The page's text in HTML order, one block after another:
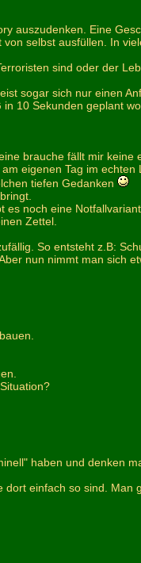
auszudenken. Eine
selbst ausfüllen. In
sind oder der
sogar sich nur einen
10 Sekunden geplant
brauche fällt mir keine
eigenen Tag im
tiefen Gedanken
es noch eine
Zettel.
So entsteht z.B:
nun nimmt man sich
haben und denken
einfach so sind. Man